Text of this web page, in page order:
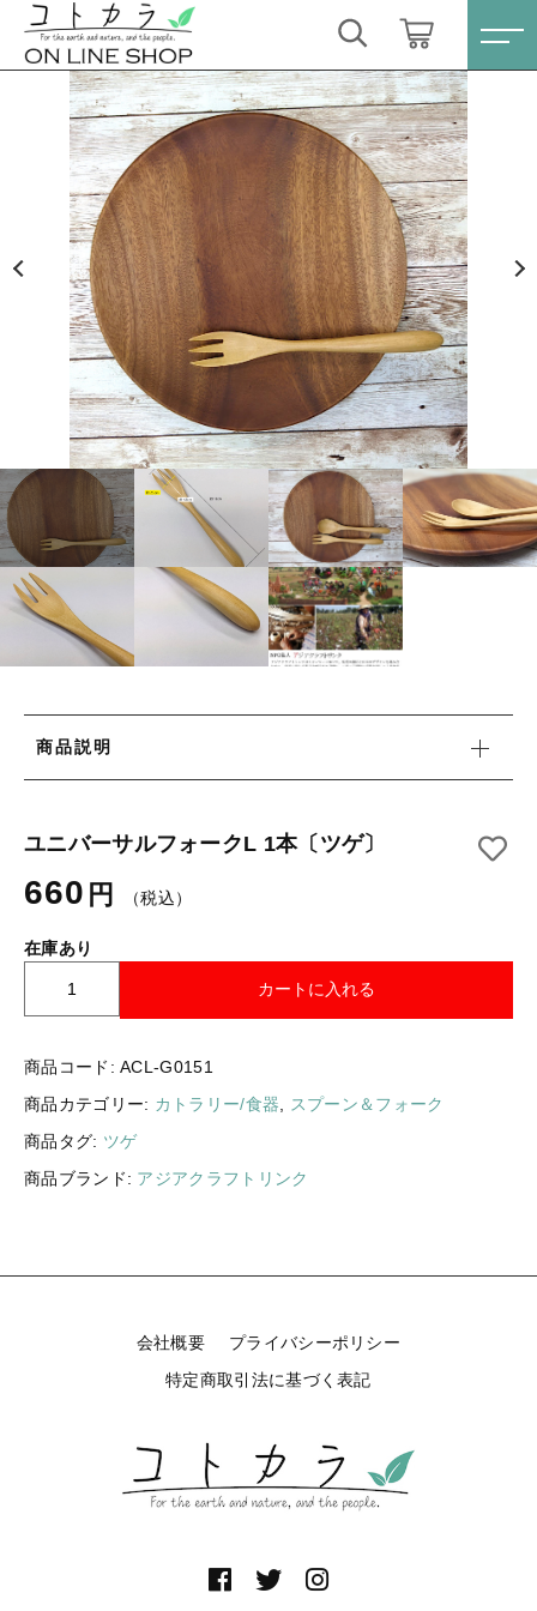
商品説明
ユニバーサルフォークL 1本〔ツゲ〕
660 円 （税込）
在庫あり
ニ
ー
ル
フ
ー
カートに入れる
商品コード:ACL-G0151
商品カテゴリー: カトラリー/食器, スプーン＆フォーク
商品タグ: ツゲ
商品ブランド: アジアクラフトリンク
会社概要
プライバシーポリシー
特定商取引法に基づく表記
カートに商品を追加しました
ユニバーサルフォークL 1本〔ツゲ〕
数量
660円 （税込）
ショッピングを続ける
カートを確認する
ログイン / 会員登録
お気に入り
すべての商品
スキンケア・石鹸
HINOKI（土佐ヒノキ）シリーズ
サステナブル歯ブラシ・歯磨き粉
洗剤・食器用石鹸
タオル/ハンカチ
国産［奥会津］かごバッグ
カトラリー/食器
ファッション
雑貨
ラリーキルト
キリム
ギフトラッピング
新着商品
セール
ご利用ガイド
お問い合わせ
すべて
スキンケア・石鹸
HINOKI（土佐ヒノキ）シリーズ
サステナブル歯ブラシ・歯磨き粉
洗剤・食器用石鹸
タオル/ハンカチ
国産［奥会津］かごバッグ
カトラリー/食器
布ナプキン
ラリーキルト
キリム
ギフトラッピング
キーワード検索
こだわり検索
親カテゴリ
子カテゴリ
価格帯
～
その他
在庫あり セール